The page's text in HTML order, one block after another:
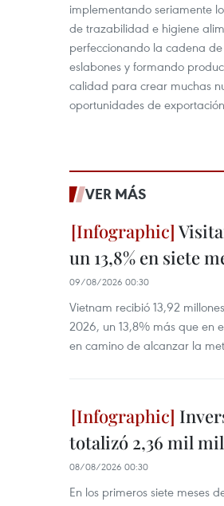
implementando seriamente
de trazabilidad e higiene
perfeccionando la cadena de
eslabones y formando
calidad para crear muchas
oportunidades de
VER MÁS
un 13,8% en siete
09/08/2026 00:30
Vietnam recibió 13,92
2026, un 13,8% más que en
en camino de alcanzar la
totalizó 2,36 mil
08/08/2026 00:30
En los primeros siete meses